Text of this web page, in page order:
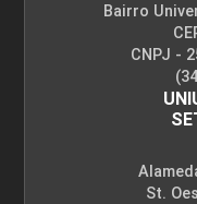
Bairro
CNPJ -
St.